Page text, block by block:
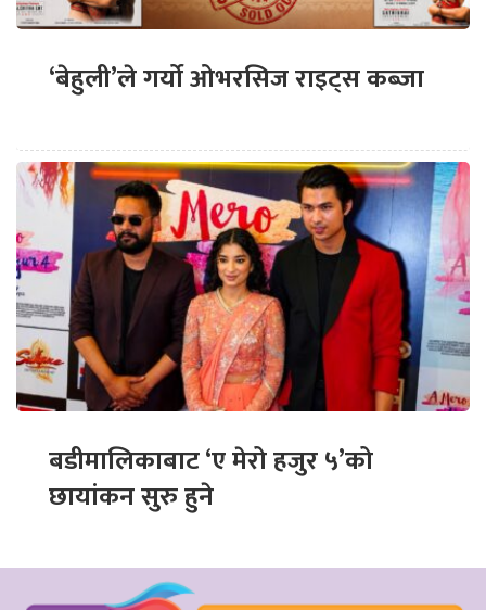
‘बेहुली’ले गर्यो ओभरसिज राइट्स कब्जा
बडीमालिकाबाट ‘ए मेरो हजुर ५’को
छायांकन सुरु हुने